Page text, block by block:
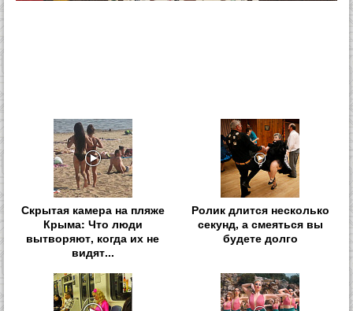
Скрытая камера на пляже
Крыма: Что люди
вытворяют, когда их не
видят...
Ролик длится несколько
секунд, а смеяться вы
будете долго